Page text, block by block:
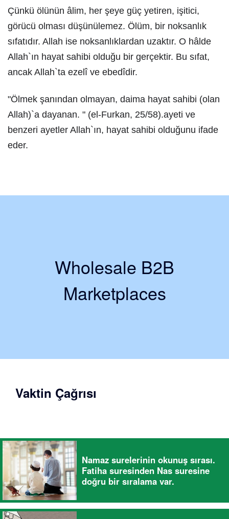
Çünkü ölünün âlim, her şeye güç yetiren, işitici,
görücü olması düşünülemez. Ölüm, bir noksanlık
sıfatıdır. Allah ise noksanlıklardan uzaktır. O hâlde
Allah`ın hayat sahibi olduğu bir gerçektir. Bu sıfat,
ancak Allah`ta ezelî ve ebedîdir.
"Ölmek şanından olmayan, daima hayat sahibi (olan
Allah)`a dayanan. " (el-Furkan, 25/58).ayeti ve
benzeri ayetler Allah`ın, hayat sahibi olduğunu ifade
eder.
Wholesale B2B
Marketplaces
Vaktin Çağrısı
Namaz surelerinin okunuş sırası.
Fatiha suresinden Nas suresine
doğru bir sıralama var.